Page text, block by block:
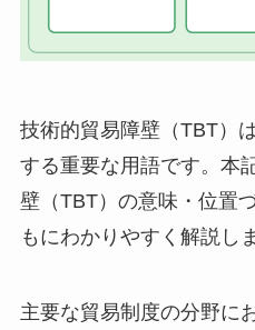
技術的貿易障壁（TBT）
する重要な用語です。本
壁（TBT）の意味・位置
もにわかりやすく解説し
主要な貿易制度の分野に